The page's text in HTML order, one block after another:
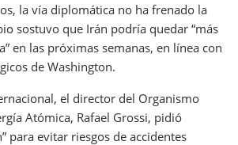
la vía diplomática no ha frenado la
sostuvo que Irán podría quedar “más
en las próximas semanas, en línea con
de Washington.
el director del Organismo
Atómica, Rafael Grossi, pidió
para evitar riesgos de accidentes